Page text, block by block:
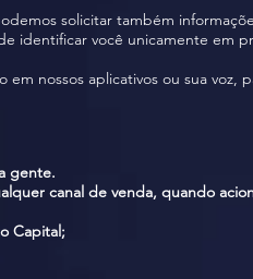
solicitar também
identificar você unicamente em
nossos aplicativos ou sua voz,
gente.
canal de venda, quando
Capital;